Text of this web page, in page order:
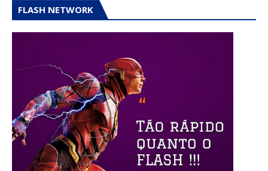
FLASH NETWORK